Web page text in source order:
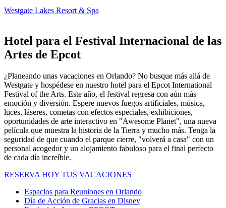
Westgate Lakes Resort & Spa
Hotel para el Festival Internacional de las
Artes de Epcot
¿Planeando unas vacaciones en Orlando? No busque más allá de
Westgate y hospédese en nuestro hotel para el Epcot International
Festival of the Arts. Este año, el festival regresa con aún más
emoción y diversión. Espere nuevos fuegos artificiales, música,
luces, láseres, cometas con efectos especiales, exhibiciones,
oportunidades de arte interactivo en "Awesome Planet", una nueva
película que muestra la historia de la Tierra y mucho más. Tenga la
seguridad de que cuando el parque cierre, "volverá a casa" con un
personal acogedor y un alojamiento fabuloso para el final perfecto
de cada día increíble.
RESERVA HOY TUS VACACIONES
Espacios para Reuniones en Orlando
Día de Acción de Gracias en Disney